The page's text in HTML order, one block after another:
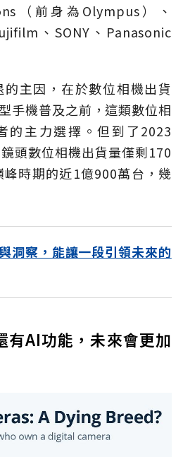
（前身為Olympus）、
、SONY、Panasonic
的主因，在於數位相機出貨
手機普及之前，這類數位相
的主力選擇。但到了2023
頭數位相機出貨量僅剩170
時期的近1億900萬台，幾
洞察，能讓一段引領未來的
有AI功能，未來會更加